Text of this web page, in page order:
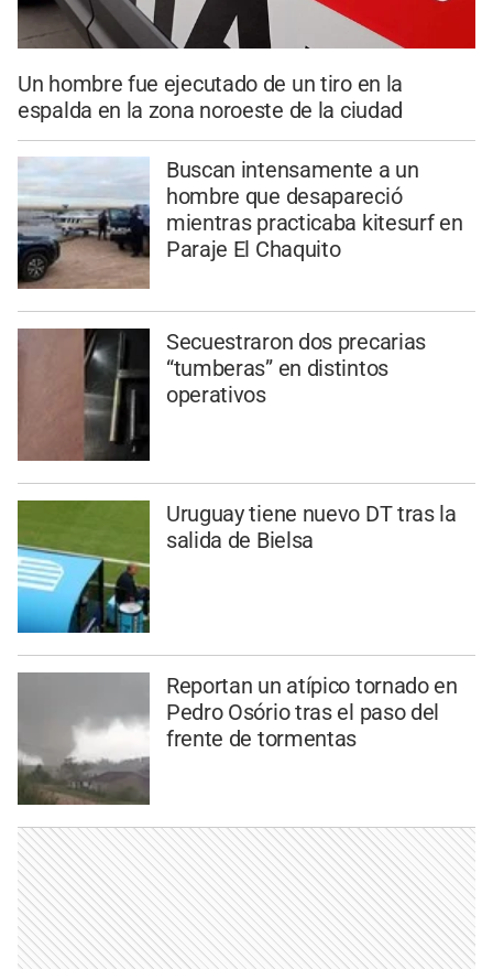
Un hombre fue ejecutado de un tiro en la
espalda en la zona noroeste de la ciudad
Buscan intensamente a un
hombre que desapareció
mientras practicaba kitesurf en
Paraje El Chaquito
Secuestraron dos precarias
“tumberas” en distintos
operativos
Uruguay tiene nuevo DT tras la
salida de Bielsa
Reportan un atípico tornado en
Pedro Osório tras el paso del
frente de tormentas